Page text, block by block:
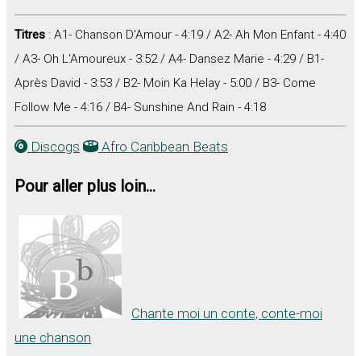
Titres : A1- Chanson D'Amour - 4:19 / A2- Ah Mon Enfant - 4:40
/ A3- Oh L'Amoureux - 3:52 / A4- Dansez Marie - 4:29 / B1-
Après David - 3:53 / B2- Moin Ka Helay - 5:00 / B3- Come
Follow Me - 4:16 / B4- Sunshine And Rain - 4:18
Discogs Afro Caribbean Beats
Pour aller plus loin...
Chante moi un conte, conte-moi
une chanson